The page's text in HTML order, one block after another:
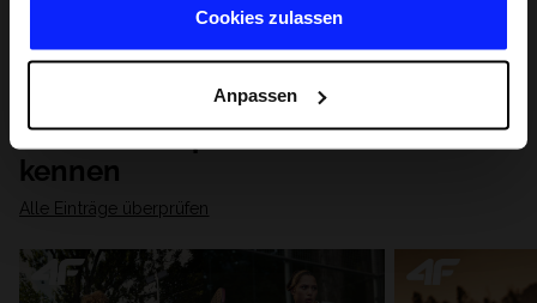
Cookies zulassen
Anpassen
Lernen Sie Sport von Grund auf
kennen
Alle Einträge überprüfen